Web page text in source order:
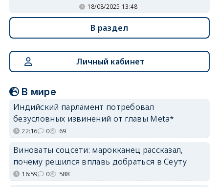
18/08/2025 13:48
В раздел
Личный кабинет
В мире
Индийский парламент потребовал
безусловных извинений от главы Meta*
22:16 0 69
Виноваты соцсети: марокканец рассказал,
почему решился вплавь добраться в Сеуту
16:59 0 588